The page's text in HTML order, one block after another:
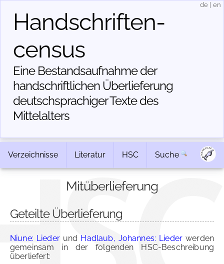
Handschriften­
census
Eine Bestandsaufnahme der
handschriftlichen Über­lieferung
deutschsprachiger Texte des
Mittelalters
de en
Verzeichnisse Literatur HSC Suche
Mitüberlieferung
Geteilte Überlieferung
Niune: Liederund Hadlaub, Johannes: Lieder werden
gemeinsam in der folgenden HSC-Beschreibung
überliefert: